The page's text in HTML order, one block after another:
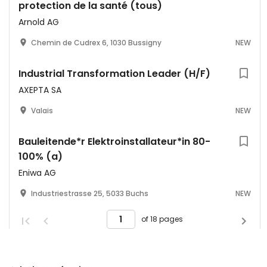
protection de la santé (tous)
Arnold AG
Chemin de Cudrex 6, 1030 Bussigny NEW
Industrial Transformation Leader (H/F)
AXEPTA SA
Valais NEW
Bauleitende*r Elektroinstallateur*in 80-
100% (a)
Eniwa AG
Industriestrasse 25, 5033 Buchs NEW
of 18 pages